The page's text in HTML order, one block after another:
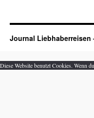
Journal Liebhaberreisen
Diese Website benutzt Cookies. Wenn